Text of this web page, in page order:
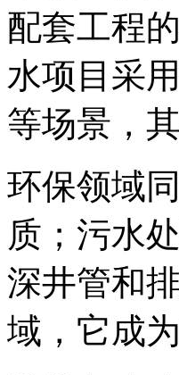
配套工程
水项目采
等场景，
环保领域
质；污水
深井管和
域，它成